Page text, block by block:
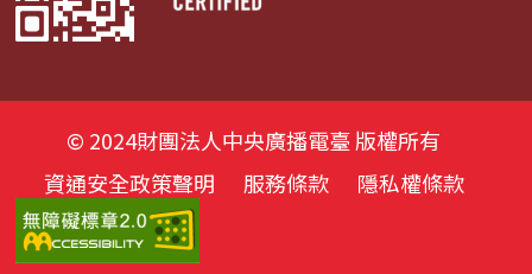
© 2024財團法人中央廣播電臺 版權所有
資通安全政策聲明
服務條款 隱私權條款